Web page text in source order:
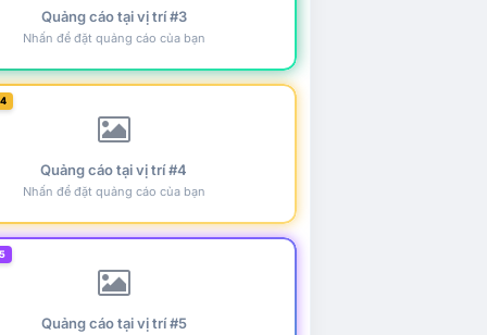
Quảng cáo tại vị trí #3
Nhấn để đặt quảng cáo của bạn
Quảng cáo tại vị trí #4
Nhấn để đặt quảng cáo của bạn
Quảng cáo tại vị trí #5